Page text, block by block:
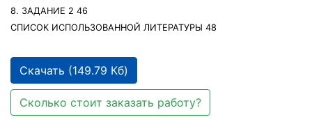
8. ЗАДАНИЕ 2 46
СПИСОК ИСПОЛЬЗОВАННОЙ ЛИТЕРАТУРЫ 48
Скачать (149.79 Кб)
Сколько стоит заказать работу?